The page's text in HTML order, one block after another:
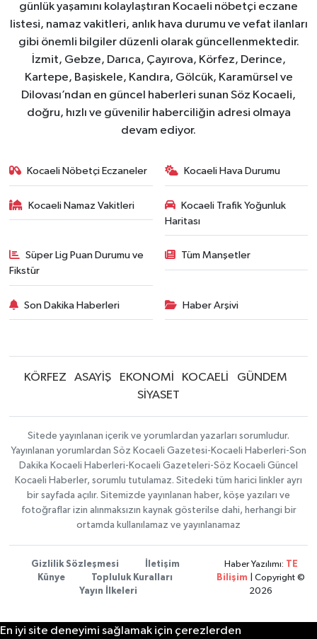
günlük yaşamını kolaylaştıran Kocaeli nöbetçi eczane
listesi, namaz vakitleri, anlık hava durumu ve vefat ilanları
gibi önemli bilgiler düzenli olarak güncellenmektedir.
İzmit, Gebze, Darıca, Çayırova, Körfez, Derince,
Kartepe, Başiskele, Kandıra, Gölcük, Karamürsel ve
Dilovası’ndan en güncel haberleri sunan Söz Kocaeli,
doğru, hızlı ve güvenilir haberciliğin adresi olmaya
devam ediyor.
Kocaeli Nöbetçi Eczaneler Kocaeli Hava Durumu
Kocaeli Namaz Vakitleri
Kocaeli Trafik Yoğunluk
Haritası
Süper Lig Puan Durumu ve
Fikstür
Tüm Manşetler
Son Dakika Haberleri Haber Arşivi
KÖRFEZ ASAYİŞ EKONOMİ KOCAELİ
GÜNDEM
SİYASET
Sitede yayınlanan içerik ve yorumlardan yazarları sorumludur.
Yayınlanan yorumlardan Söz Kocaeli Gazetesi-Kocaeli Haberleri-Son
Dakika Kocaeli Haberleri-Kocaeli Gazeteleri-Söz Kocaeli Güncel
Kocaeli Haberler, sorumlu tutulamaz. Sitedeki tüm harici linkler ayrı
bir sayfada açılır. Sitemizde yayınlanan haber, köşe yazıları ve
fotoğraflar izin alınmaksızın kaynak gösterilse dahi, herhangi bir
ortamda kullanılamaz ve yayınlanamaz
Gizlilik Sözleşmesi
İletişim
Künye
Topluluk Kuralları
Yayın İlkeleri
Haber Yazılımı:
TE
Bilişim | Copyright ©
2026
En iyi site deneyimi sağlamak için çerezlerden